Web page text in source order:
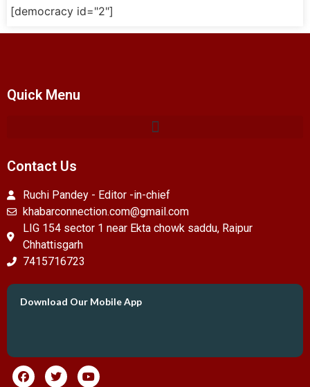
[democracy id="2"]
Quick Menu
Contact Us
Ruchi Pandey - Editor -in-chief
khabarconnection.com@gmail.com
LIG 154 sector 1 near Ekta chowk saddu, Raipur
Chhattisgarh
7415716723
Download Our Mobile App